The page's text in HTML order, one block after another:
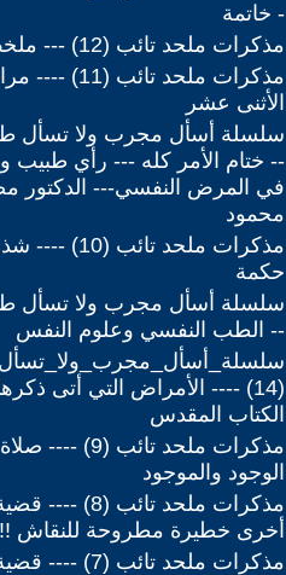
- خاتمة
مذكرات ملحد تائب (12) --- ملخص للربوبية
مذكرات ملحد تائب
الأثنى عشر
-- ختام الأمر كله --- رأي طبيب
في المرض النفسي--- الدكتور
محمود
مذكرات ملحد
حكمة
-- الطب النفسي وعلوم النفس
(14) ---- الأمراض التي أتى
الكتاب المقدس
مذكرات ملحد تائب
الوجود والموجود
مذكرات ملحد تائب
أخرى خطيرة مطروحة للنقاش
مذكرات ملحد تائب